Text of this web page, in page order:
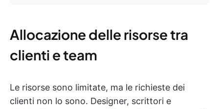
Allocazione delle risorse tra
clienti e team
Le risorse sono limitate, ma le richieste dei
clienti non lo sono. Designer, scrittori e